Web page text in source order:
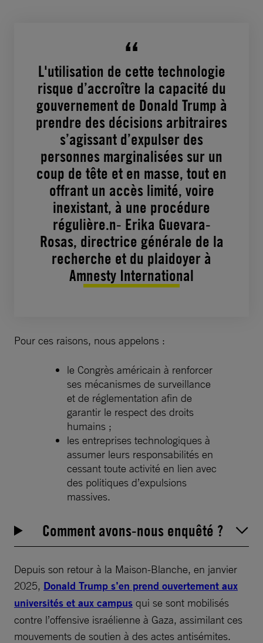
L'utilisation de cette technologie
risque d’accroître la capacité du
gouvernement de Donald Trump à
prendre des décisions arbitraires
s’agissant d’expulser des
personnes marginalisées sur un
coup de tête et en masse, tout en
offrant un accès limité, voire
inexistant, à une procédure
régulière.n- Erika Guevara-
Rosas, directrice générale de la
recherche et du plaidoyer à
Amnesty International
Pour ces raisons, nous appelons :
le Congrès américain à renforcer
ses mécanismes de surveillance
et de réglementation afin de
garantir le respect des droits
humains ;
les entreprises technologiques à
assumer leurs responsabilités en
cessant toute activité en lien avec
des politiques d’expulsions
massives.
Comment avons-nous enquêté ?
Depuis son retour à la Maison-Blanche, en janvier
2025, Donald Trump s’en prend ouvertement aux
universités et aux campus qui se sont mobilisés
contre l’offensive israélienne à Gaza, assimilant ces
mouvements de soutien à des actes antisémites.